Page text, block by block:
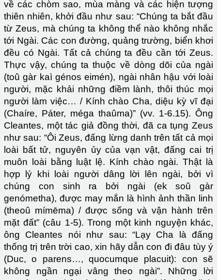
về các chòm sao, mùa màng và các hiện tượng
thiên nhiên, khởi đầu như sau: “Chúng ta bắt đầu
từ Zeus, mà chúng ta không thể nào không nhắc
tới Ngài. Các con đường, quảng trường, biển khơi
đều có Ngài. Tất cả chúng ta đều cần tới Zeus.
Thực vậy, chúng ta thuộc về dòng dõi của ngài
(toû gàr kaì génos eimén), ngài nhân hậu với loài
người, mặc khải những điềm lành, thôi thúc mọi
người làm việc… / Kính chào Cha, diệu kỳ vĩ đại
(Chaíre, Páter, méga thaûma)” (vv. 1-6.15). Ông
Cleantes, một tác giả đồng thời, đã ca tụng Zeus
như sau: “Ôi Zeus, đấng lừng danh trên tất cả mọi
loài bất tử, nguyên ủy của vạn vật, đấng cai trị
muôn loài bằng luật lệ. Kính chào ngài. Thật là
hợp lý khi loài người dâng lời lên ngài, bởi vì
chúng con sinh ra bởi ngài (ek soû gàr
genómetha), được may mắn là hình ảnh thần linh
(theoû mímēma) / được sống và vận hành trên
mặt đất” (câu 1-5). Trong một kinh nguyện khác,
ông Cleantes nói như sau: “Lạy Cha là đấng
thống trị trên trời cao, xin hãy dẫn con đi đâu tùy ý
(Duc, o parens…, quocumque placuit): con sẽ
không ngần ngại vâng theo ngài”. Những lời